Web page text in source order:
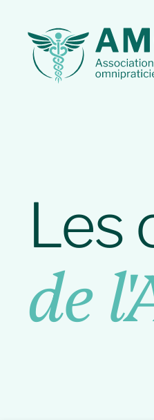
Les
de